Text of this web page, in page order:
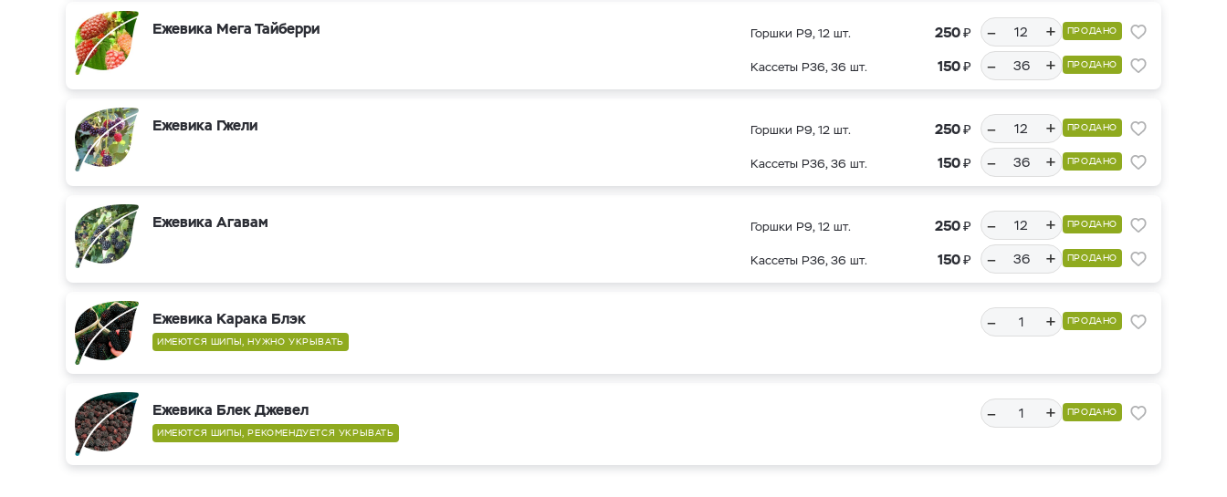
Ежевика Мега Тайберри Горшки Р9, 12 шт. 250₽ – + ПРОДАНО
Кассеты Р36, 36 шт. 150₽ – + ПРОДАНО
Ежевика Гжели Горшки Р9, 12 шт. 250₽ – + ПРОДАНО
Кассеты Р36, 36 шт. 150₽ – + ПРОДАНО
Ежевика Агавам Горшки Р9, 12 шт. 250₽ – + ПРОДАНО
Кассеты Р36, 36 шт. 150₽ – + ПРОДАНО
Ежевика Карака Блэк
ИМЕЮТСЯ ШИПЫ, НУЖНО УКРЫВАТЬ
– + ПРОДАНО
Ежевика Блек Джевел
ИМЕЮТСЯ ШИПЫ, РЕКОМЕНДУЕТСЯ УКРЫВАТЬ
– + ПРОДАНО